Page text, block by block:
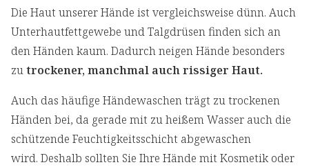
Die Haut unserer Hände ist vergleichsweise dünn. Auch
Unterhautfettgewebe und Talgdrüsen finden sich an
den Händen kaum. Dadurch neigen Hände besonders
zutrockener, manchmal auch rissiger Haut.
Auch das häufige Händewaschen trägt zu trockenen
Händen bei, da gerade mit zu heißem Wasser auch die
schützende Feuchtigkeitsschicht abgewaschen
wird. Deshalb sollten Sie Ihre Hände mit Kosmetik oder